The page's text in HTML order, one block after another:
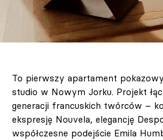
To pierwszy apartament
studio w Nowym Jorku. Projekt
generacji francuskich twórców –
ekspresję Nouvela, elegancję
współczesne podejście Emila